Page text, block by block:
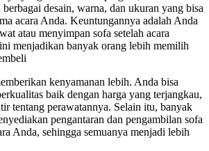
desain, warna, dan ukuran yang bisa
acara Anda. Keuntungannya adalah Anda
atau menyimpan sofa setelah acara
menjadikan banyak orang lebih memilih
kenyamanan lebih. Anda bisa
baik dengan harga yang terjangkau,
tentang perawatannya. Selain itu, banyak
pengantaran dan pengambilan sofa
Anda, sehingga semuanya menjadi lebih